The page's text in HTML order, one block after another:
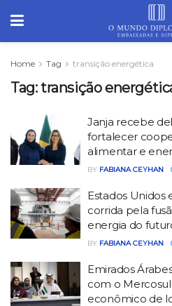
Home Tag transição energética
Tag:transição
Janja recebe
fortalecer
alimentar e
BY FABIANA CEYHAN
Estados Unidos
corrida pela
energia do
BY FABIANA CEYHAN
Emirados
com o
econômico de